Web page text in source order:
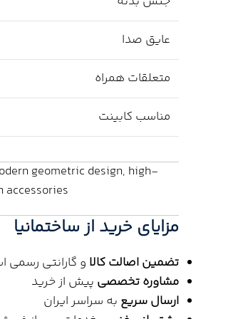
عایق صدا
متعلقات همراه
مناسب کابینت
geometric design, high-
مزایای خرید از ساختمانیا
تضمین اصالت کالا و گارانتی رسمی
مشاوره تخصصی پیش از خرید
ارسال سریع به سراسر ایران